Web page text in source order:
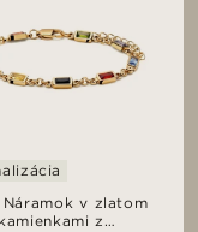
v zlatom
z